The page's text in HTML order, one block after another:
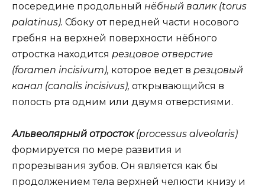
посередине продольный нёбный валик (torus
palatinus). Сбоку от передней части носового
гребня на верхней поверхности нёбного
отростка находится резцовое отверстие
(foramen incisivum), которое ведет в резцовый
канал (canalis incisivus), открывающийся в
полость рта одним или двумя отверстиями.
Альвеолярный отросток(processus alveolaris)
формируется по мере развития и
прорезывания зубов. Он является как бы
продолжением тела верхней челюсти книзу и